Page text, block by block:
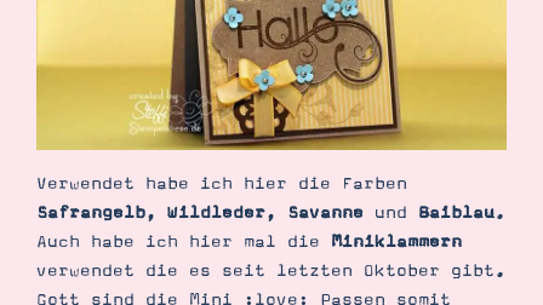
Produkte erklärt
Über Stampin’ Up!
Tipps & Tricks
Ordnungstipps
Verwendet habe ich hier die Farben
Safrangelb, Wildleder, Savanne und Baiblau.
Auch habe ich hier mal die Miniklammern
verwendet die es seit letzten Oktober gibt.
Gott sind die Mini :love: Passen somit